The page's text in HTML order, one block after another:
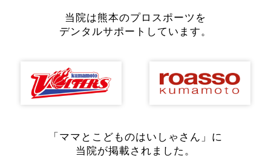
当院は熊本のプロスポーツを
デンタルサポートしています。
「ママとこどものはいしゃさん」に
当院が掲載されました。